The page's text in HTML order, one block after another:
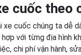
cuốc theo
xe cuốc chúng ta dễ
hợp với từng địa hình
chi phí vận hành,